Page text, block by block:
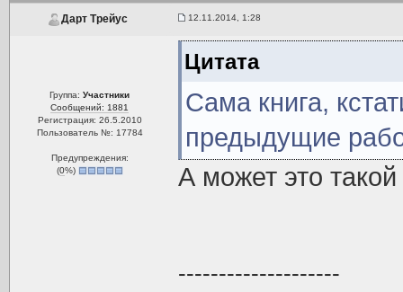
Дарт Трейус 12.11.2014, 1:28
Группа:Участники
Сообщений: 1881
Регистрация: 26.5.2010
Пользователь №: 17784
Предупреждения:
(0%)
Цитата
Сама книга,
предыдущие
А может это
--------------------